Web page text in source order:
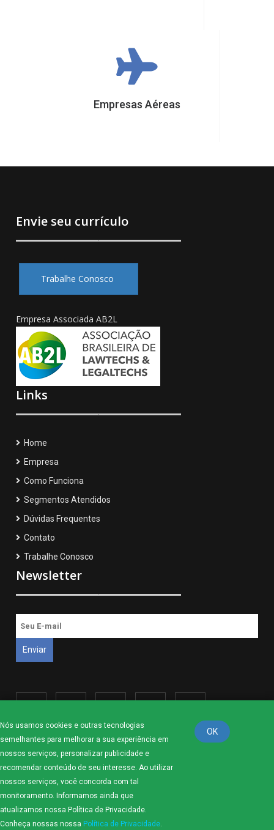
Empresas Aéreas
Envie seu currículo
Trabalhe Conosco
Empresa Associada AB2L
Links
Home
Empresa
Como Funciona
Segmentos Atendidos
Dúvidas Frequentes
Contato
Trabalhe Conosco
Newsletter
Política de Privacidade Normas de Uso
Copyright © 2026 Acordos Brasil
OWS
Nós usamos cookies e outras tecnologias
semelhantes para melhorar a sua experiência em
nossos serviços, personalizar publicidade e
recomendar conteúdo de seu interesse. Ao utilizar
nossos serviços, você concorda com tal
monitoramento. Informamos ainda que
atualizamos nossa Política de Privacidade.
Conheça nossas nossa Política de Privacidade.
OK